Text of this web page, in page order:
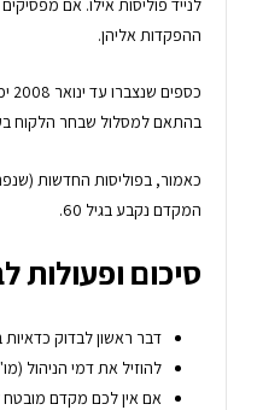
לנייד פוליסות אילו. אם
ההפקדות אליהן.
בהתאם למסלול שבחר הלקוח
המקדם נקבע בגיל 60.
סיכום ופעולות
דבר ראשון לבדוק
להוזיל את דמי הניהול
אם אין לכם מקדם מובטח